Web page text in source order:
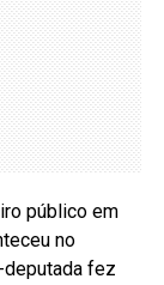
público em
no
fez